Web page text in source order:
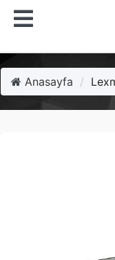
Anasayfa